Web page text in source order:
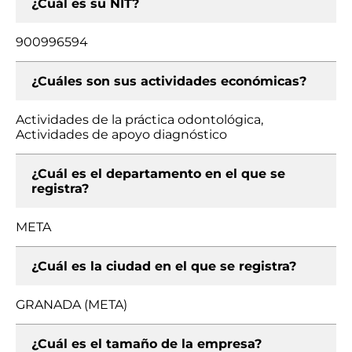
¿Cuál es su NIT?
900996594
¿Cuáles son sus actividades económicas?
Actividades de la práctica odontológica,
Actividades de apoyo diagnóstico
¿Cuál es el departamento en el que se
registra?
META
¿Cuál es la ciudad en el que se registra?
GRANADA (META)
¿Cuál es el tamaño de la empresa?